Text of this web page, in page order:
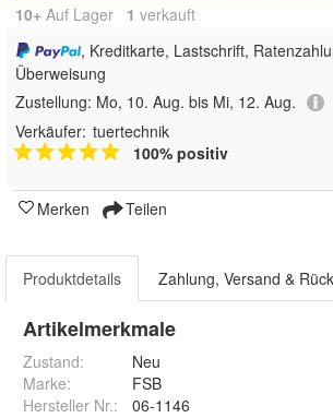
10+ Auf Lager 1 verkauft
, Kreditkarte, Lastschrift,
Überweisung
Zustellung: Mo, 10. Aug. bis Mi, 12. Aug.
Verkäufer: tuertechnik
100% positiv
Merken Teilen
Produktdetails Zahlung, Versand &
Artikelmerkmale
Zustand:
Neu
Marke:
FSB
Hersteller Nr.:
06-1146